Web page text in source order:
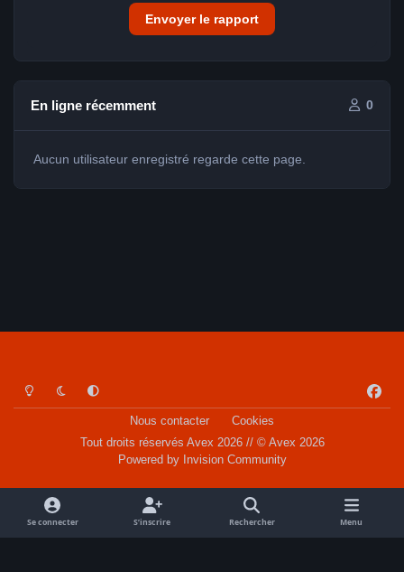
Envoyer le rapport
En ligne récemment 0
Aucun utilisateur enregistré regarde cette page.
Light ModeDark ModeSystem Preference
a
o
k
Nous contacter
Cookies
Tout droits réservés Avex 2026 // © Avex 2026
Powered by Invision Community
Se connecter S’inscrire Rechercher Menu